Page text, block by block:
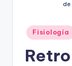
Publicado
en
Fisiología